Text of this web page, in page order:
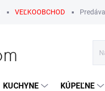
VEĽKOOBCHOD
KUCHYNE KÚPEĽNE